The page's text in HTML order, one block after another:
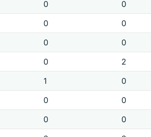
0
0
0
0
0
0
0
2
1
0
0
0
0
0